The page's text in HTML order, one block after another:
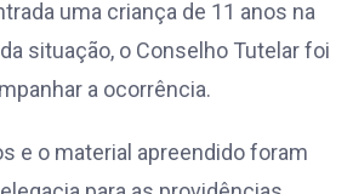
uma criança de 11 anos na
situação, o Conselho Tutelar foi
a ocorrência.
e o material apreendido foram